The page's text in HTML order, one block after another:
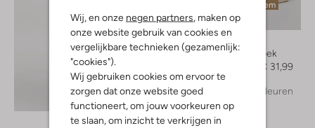
Wij, en onze negen partners, maken op
onze website gebruik van cookies en
vergelijkbare technieken (gezamenlijk:
"cookies").
Wij gebruiken cookies om ervoor te
zorgen dat onze website goed
functioneert, om jouw voorkeuren op
te slaan, om inzicht te verkrijgen in
Ontdek de look
Laatste item
-60%
Access
Korte broek
€ 31,99
+ meer kleuren